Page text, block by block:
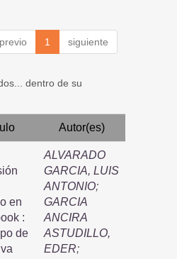
previo 1 siguiente
dentro de su
Autor(es)
en
:
de
ALVARADO
GARCIA, LUIS
ANTONIO;
GARCIA
ANCIRA
ASTUDILLO,
EDER;